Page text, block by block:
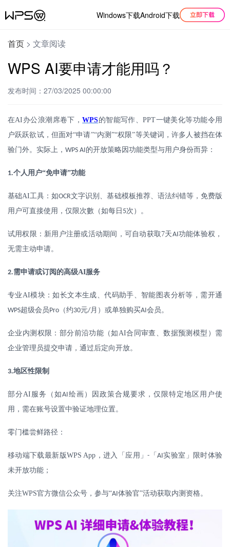
Windows下载Android下载
首页 > 文章阅读
WPS AI要申请才能用吗？
发布时间：27/03/2025 00:00:00
在AI 办公浪潮席卷下，WPS的智能写作、PPT一键美化等功能令用
户跃跃欲试，但面对“申请”“内测”“权限”等关键词，许多人被挡在体
验门外。实际上， WPS AI的开放策略因功能类型与用户身份而异：
1.个人用户“免申请”功能
基础AI工具：如OCR文字识别、基础模板推荐、语法纠错等，免费版
用户可直接使用，仅限次數（如每日 5次）。
试用权限：新用户注册或活动期间，可自动获取 7天AI功能体验权，
无需主动申请。
2.需申请或订阅的高级AI服务
专业AI模块：如长文本生成、代码助手、智能图表分析等，需开通
WPS超级会员Pro （约30元/月）或单独购买AI会员。
企业内测权限：部分前沿功能（如AI合同审查、数据预测模型）需
企业管理员提交申请，通过后定向开放。
3.地区性限制
部分AI 服务（如AI绘画）因政策合规要求，仅限特定地区用户使
用，需在账号设置中验证地理位置。
零门槛尝鲜路径：
移动端下载最新版WPS App ，进入「应用」- 「AI实验室」限时体验
未开放功能；
关注WPS官方微信公众号，参与“AI体验官”活动获取内测资格。